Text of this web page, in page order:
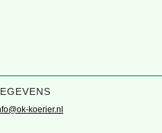
koerier.nl